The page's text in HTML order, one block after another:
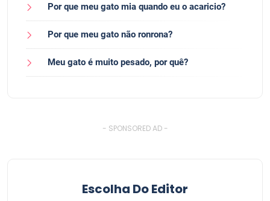
Por que meu gato mia quando eu o acaricio?
Por que meu gato não ronrona?
Meu gato é muito pesado, por quê?
- SPONSORED AD -
Escolha Do Editor